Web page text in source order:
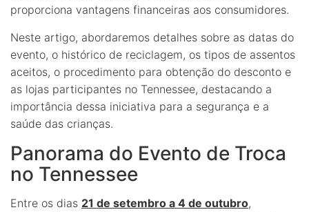
proporciona vantagens financeiras aos consumidores.
Neste artigo, abordaremos detalhes sobre as datas do
evento, o histórico de reciclagem, os tipos de assentos
aceitos, o procedimento para obtenção do desconto e
as lojas participantes no Tennessee, destacando a
importância dessa iniciativa para a segurança e a
saúde das crianças.
Panorama do Evento de Troca
no Tennessee
Entre os dias 21 de setembro a 4 de outubro,